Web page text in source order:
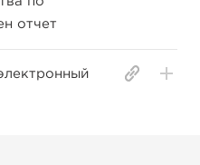
отчет